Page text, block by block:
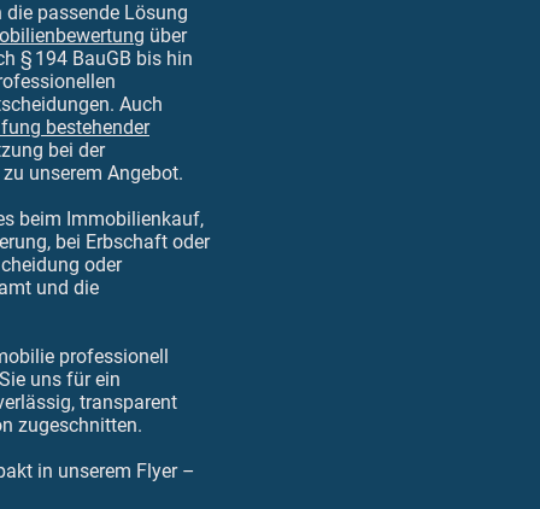
die passende Lösung
über
§ 194 BauGB bis hin
Auch
bestehender
bei der
unserem Angebot.
beim Immobilienkauf,
bei Erbschaft oder
oder
und die
professionell
uns für ein
transparent
zugeschnitten.
in unserem Flyer –